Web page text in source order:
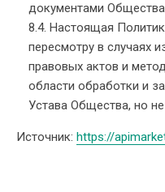
документами
8.4. Настоящая
пересмотру в случаях
правовых актов и
области обработки и
Устава Общества, но
Источник: https://